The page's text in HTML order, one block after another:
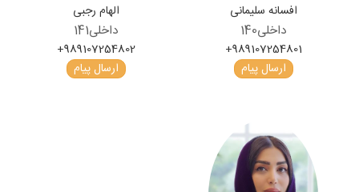
افسانه سلیمانی
داخلی140
+989107254801
ارسال پیام
الهام رجبی
داخلی141
+989107254802
ارسال پیام